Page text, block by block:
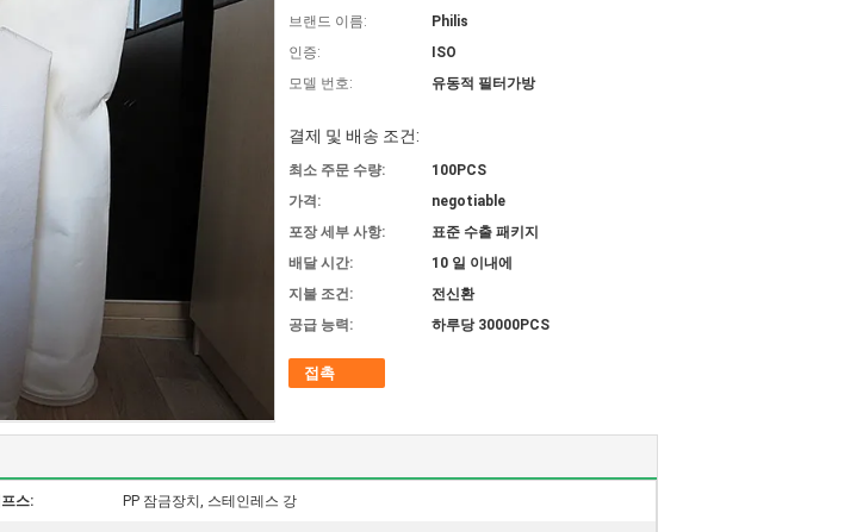
브랜드 이름:
Philis
인증:
ISO
모델 번호:
유동적 필터가방
결제 및 배송 조건:
최소 주문 수량:
100PCS
가격:
negotiable
포장 세부 사항:
표준 수출 패키지
배달 시간:
10 일 이내에
지불 조건:
전신환
공급 능력:
하루당 30000PCS
접촉
스: PP 잠금장치, 스테인레스 강